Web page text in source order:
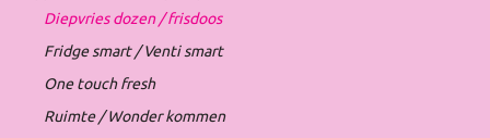
Diepvries dozen / frisdoos
Fridge smart / Venti smart
One touch fresh
Ruimte / Wonder kommen